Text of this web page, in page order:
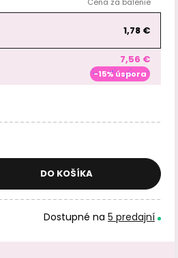
1,78 €
7,56 €
-15% úspora
DO KOŠÍKA
Dostupné na 5 predajní